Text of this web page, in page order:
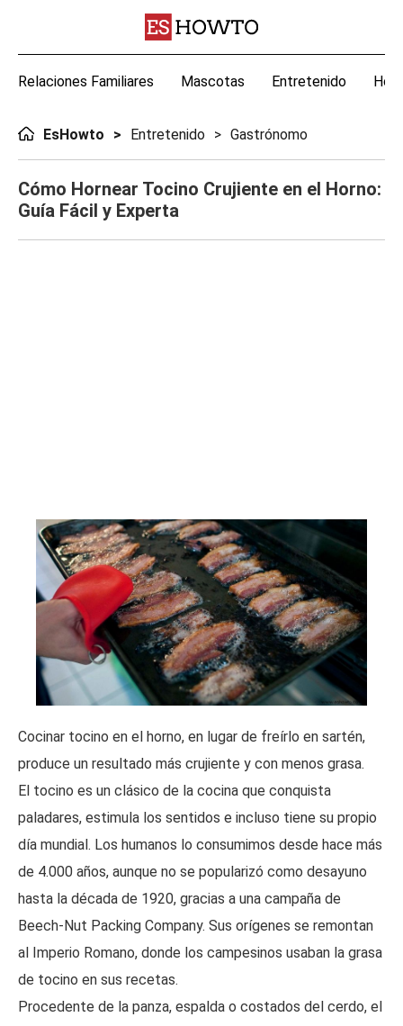
Relaciones Familiares Mascotas Entretenido
EsHowto Entretenido Gastrónomo
Cómo Hornear Tocino Crujiente en el Horno:
Guía Fácil y Experta
Cocinar tocino en el horno, en lugar de freírlo en sartén,
produce un resultado más crujiente y con menos grasa.
El tocino es un clásico de la cocina que conquista
paladares, estimula los sentidos e incluso tiene su propio
día mundial. Los humanos lo consumimos desde hace más
de 4.000 años, aunque no se popularizó como desayuno
hasta la década de 1920, gracias a una campaña de
Beech-Nut Packing Company. Sus orígenes se remontan
al Imperio Romano, donde los campesinos usaban la grasa
de tocino en sus recetas.
Procedente de la panza, espalda o costados del cerdo, el